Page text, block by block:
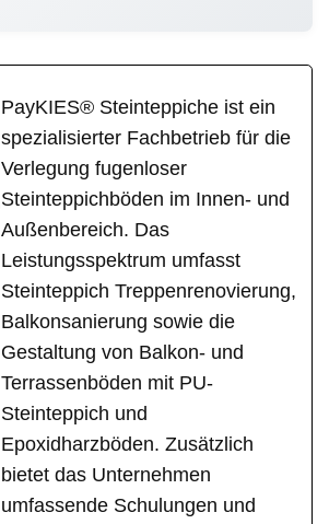
PayKIES® Steinteppiche ist ein
spezialisierter Fachbetrieb für die
Verlegung fugenloser
Steinteppichböden im Innen- und
Außenbereich. Das
Leistungsspektrum umfasst
Steinteppich Treppenrenovierung,
Balkonsanierung sowie die
Gestaltung von Balkon- und
Terrassenböden mit PU-
Steinteppich und
Epoxidharzböden. Zusätzlich
bietet das Unternehmen
umfassende Schulungen und